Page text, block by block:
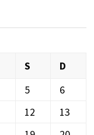
S
D
5
6
12
13